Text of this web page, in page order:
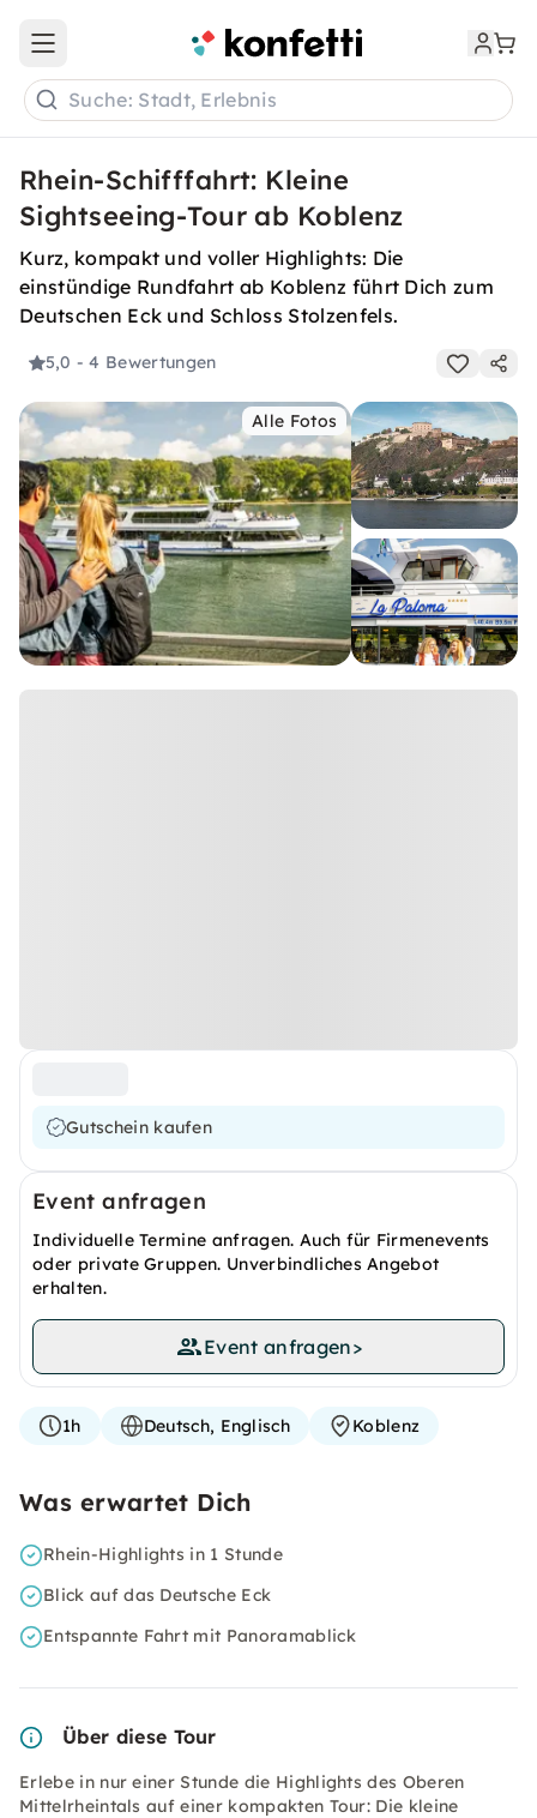
Open main menu
Suche: Stadt, Erlebnis
Rhein-Schifffahrt: Kleine
Sightseeing-Tour ab Koblenz
Kurz, kompakt und voller Highlights: Die
einstündige Rundfahrt ab Koblenz führt Dich zum
Deutschen Eck und Schloss Stolzenfels.
5,0 - 4 Bewertungen
Alle Fotos
Gutschein kaufen
Event anfragen
Individuelle Termine anfragen. Auch für Firmenevents
oder private Gruppen. Unverbindliches Angebot
erhalten.
Event anfragen>
1h Deutsch, Englisch Koblenz
Was erwartet Dich
Rhein-Highlights in 1 Stunde
Blick auf das Deutsche Eck
Entspannte Fahrt mit Panoramablick
Über diese Tour
Erlebe in nur einer Stunde die Highlights des Oberen
Mittelrheintals auf einer kompakten Tour: Die kleine